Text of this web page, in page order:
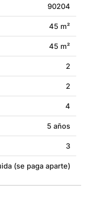
y está ubicado en un
24/7. Además,
BBQ, salón
área de descanso,
o invertir en una
90204
45 m²
45 m²
2
2
4
5 años
3
(se paga aparte)